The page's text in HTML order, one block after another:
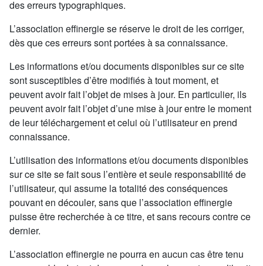
des erreurs typographiques.
L’association effinergie se réserve le droit de les corriger,
dès que ces erreurs sont portées à sa connaissance.
Les informations et/ou documents disponibles sur ce site
sont susceptibles d’être modifiés à tout moment, et
peuvent avoir fait l’objet de mises à jour. En particulier, ils
peuvent avoir fait l’objet d’une mise à jour entre le moment
de leur téléchargement et celui où l’utilisateur en prend
connaissance.
L’utilisation des informations et/ou documents disponibles
sur ce site se fait sous l’entière et seule responsabilité de
l’utilisateur, qui assume la totalité des conséquences
pouvant en découler, sans que l’association effinergie
puisse être recherchée à ce titre, et sans recours contre ce
dernier.
L’association effinergie ne pourra en aucun cas être tenu